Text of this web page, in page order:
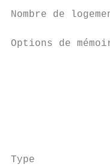
Nombre de
Options de
Type